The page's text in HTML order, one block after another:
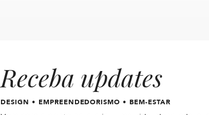
Receba updates
DESIGN • EMPREENDEDORISMO • BEM-ESTAR